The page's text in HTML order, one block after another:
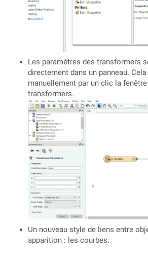
Les paramètres des transformers
directement dans un panneau.
manuellement par un clic la
transformers.
Un nouveau style de liens entre
apparition : les courbes.